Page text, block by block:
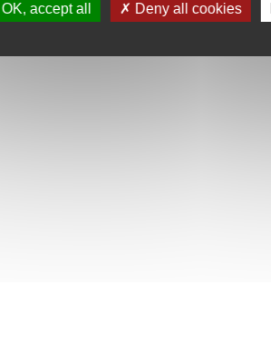
OK, accept all Deny all cookies